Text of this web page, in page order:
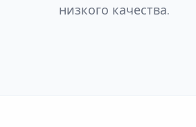
низкого качества.